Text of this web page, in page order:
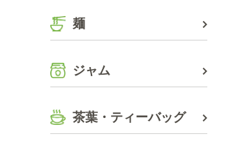
麺
ジャム
茶葉・ティーバッグ